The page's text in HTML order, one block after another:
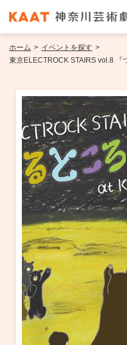
イベントを探す
・ イベント一覧
・ イベントカレンダー
ご来場案内
・ 館内サービス・アクセシビ
・ フロアマップ
・ レストラン/カフェ
・ 交通案内
施設を借りる
KAATについて
・ ミッション
KAAT 神奈川芸術劇場
アクセシビリティ チ
ホーム > イベントを探す >
東京ELECTROCK STAIRS vol.8 『